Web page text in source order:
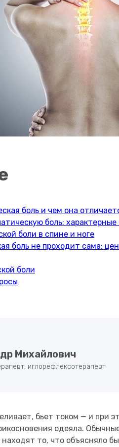
боль и чем она
боль: характерные
боли в спине и ноге
боль не проходит сама:
боли
иглорефлексотерапевт
Михайлович
бьет током — и при
одеяла.
находят то, что объясняло